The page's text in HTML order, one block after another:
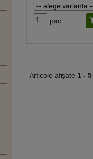
pac.
Articole afișate 1 - 5